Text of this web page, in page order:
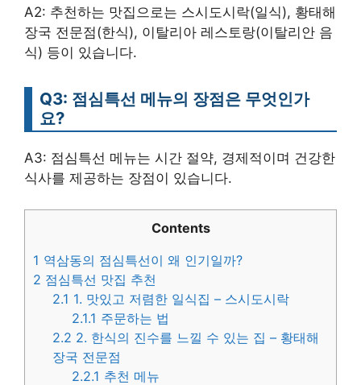
A2: 추천하는 맛집으로는 스시도시락(일식), 황태해
장국 전문점(한식), 이탈리아 레스토랑(이탈리안 음
식) 등이 있습니다.
Q3: 점심특선 메뉴의 장점은 무엇인가
요?
A3: 점심특선 메뉴는 시간 절약, 경제적이며 건강한
식사를 제공하는 장점이 있습니다.
Contents
1 역삼동의 점심특선이 왜 인기일까?
2 점심특선 맛집 추천
2.1 1. 맛있고 저렴한 일식집 – 스시도시락
2.1.1 주문하는 법
2.2 2. 한식의 진수를 느낄 수 있는 집 – 황태해
장국 전문점
2.2.1 추천 메뉴